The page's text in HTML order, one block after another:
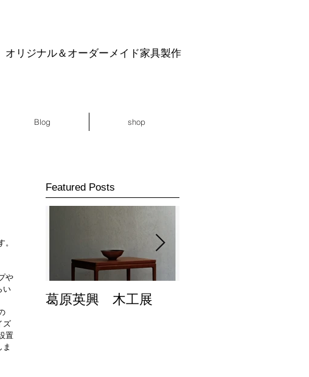
​オリジナル＆オーダーメイド家具製作
Blog shop
や
い
ズ
置
Featured Posts
葛原英興 木工展